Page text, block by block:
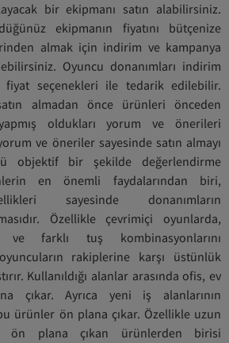
bir ekipmanı satın alabilirsiniz.
ekipmanın fiyatını bütçenize
almak için indirim ve kampanya
Oyuncu donanımları indirim
fiyat seçenekleri ile tedarik edilebilir.
almadan önce ürünleri önceden
oldukları yorum ve önerileri
ve öneriler sayesinde satın almayı
objektif bir şekilde değerlendirme
en önemli faydalarından biri,
sayesinde donanımların
Özellikle çevrimiçi oyunlarda,
ve farklı tuş kombinasyonlarını
rakiplerine karşı üstünlük
Kullanıldığı alanlar arasında ofis, ev
çıkar. Ayrıca yeni iş alanlarının
ürünler ön plana çıkar. Özellikle uzun
ön plana çıkan ürünlerden birisi